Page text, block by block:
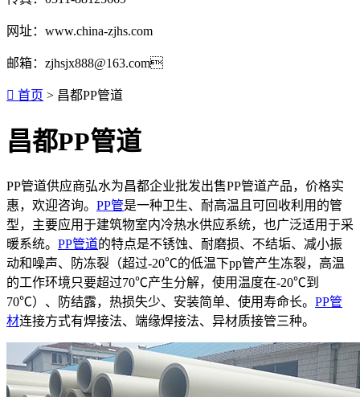
网址：www.china-zjhs.com
邮箱：zjhsjx888@163.com
 首页 > 昌都PP管道
昌都PP管道
PP管道供应商弘水为昌都企业批发出售PP管道产品，价格实
惠，欢迎咨询。 PP管是一种卫生、耐高温且可回收利用的管
型，主要应用于建筑物室内冷热水供应系统，也广泛适用于采
暖系统。 PP管道的特点是不锈蚀、耐磨损、不结垢、减小振
动和噪声、防冻裂（超过-20℃的低温下pp管产生冻裂，高温
的工作环境只要超过70℃产生分解，使用温度在-20℃到
70℃）、防结露，热损失少、安装简单、使用寿命长。 PP管
材连接方式有焊接法、端缘焊接法、异材质接管三种。